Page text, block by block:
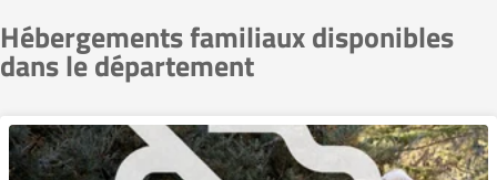
Hébergements familiaux disponibles
dans le département